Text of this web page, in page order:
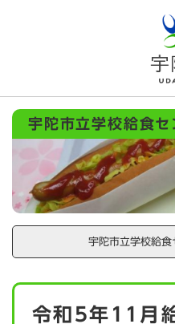
メニューを
宇陀市立学校給食セ
宇陀市立学校給食
本
令和5年11月